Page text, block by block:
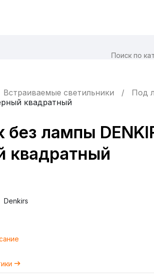
Встраиваемые светильники Под
квадратный
лампы
квадратный
Denkirs